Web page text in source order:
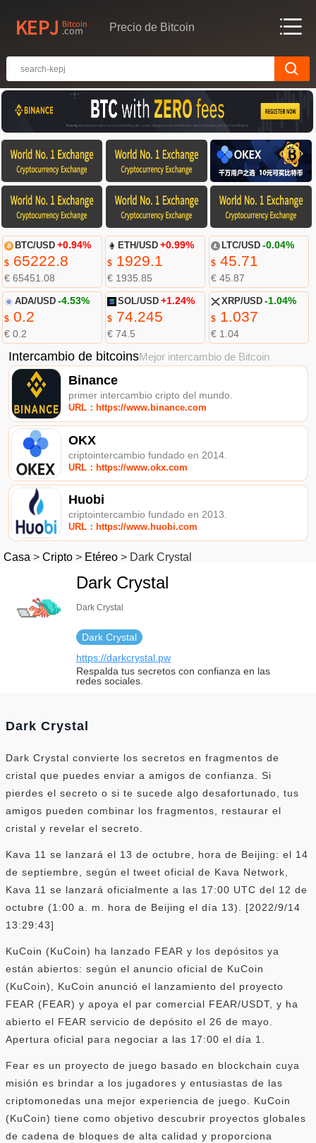
Precio de Bitcoin
BTC/USD +0.94%
$65222.8
€ 65451.08
ETH/USD +0.99%
$ 1929.1
€ 1935.85
LTC/USD -0.04%
$45.71
€ 45.87
ADA/USD -4.53%
$0.2
€ 0.2
SOL/USD +1.24%
$ 74.245
€ 74.5
XRP/USD -1.04%
$1.037
€ 1.04
Intercambio de bitcoinsMejor intercambio de Bitcoin
Binance
primer intercambio cripto del mundo.
URL：https://www.binance.com
OKX
criptointercambio fundado en 2014.
URL：https://www.okx.com
Huobi
criptointercambio fundado en 2013.
URL：https://www.huobi.com
Casa > Cripto > Etéreo > Dark Crystal
Dark Crystal
Dark Crystal
Dark Crystal
https://darkcrystal.pw
Respalda tus secretos con confianza en las
redes sociales.
Dark Crystal
Dark Crystal convierte los secretos en fragmentos de
cristal que puedes enviar a amigos de confianza. Si
pierdes el secreto o si te sucede algo desafortunado, tus
amigos pueden combinar los fragmentos, restaurar el
cristal y revelar el secreto.
Kava 11 se lanzará el 13 de octubre, hora de Beijing: el 14
de septiembre, según el tweet oficial de Kava Network,
Kava 11 se lanzará oficialmente a las 17:00 UTC del 12 de
octubre (1:00 a. m. hora de Beijing el día 13). [2022/9/14
13:29:43]
KuCoin (KuCoin) ha lanzado FEAR y los depósitos ya
están abiertos: según el anuncio oficial de KuCoin
(KuCoin), KuCoin anunció el lanzamiento del proyecto
FEAR (FEAR) y apoya el par comercial FEAR/USDT, y ha
abierto el FEAR servicio de depósito el 26 de mayo.
Apertura oficial para negociar a las 17:00 el día 1.
Fear es un proyecto de juego basado en blockchain cuya
misión es brindar a los jugadores y entusiastas de las
criptomonedas una mejor experiencia de juego. KuCoin
(KuCoin) tiene como objetivo descubrir proyectos globales
de cadena de bloques de alta calidad y proporciona